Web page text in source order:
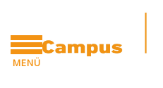
MENÜ
Zum Hauptinhalt
Blöcke